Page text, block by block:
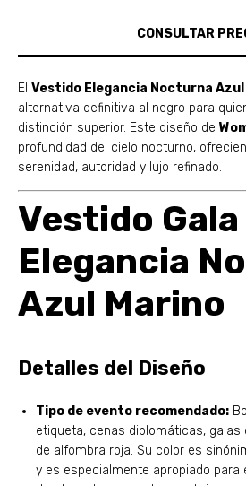
El Vestido Elegancia Nocturna Azul
alternativa definitiva al negro para
distinción superior. Este diseño de
profundidad del cielo nocturno,
serenidad, autoridad y lujo refinado.
Vestido Gala
Elegancia
Azul Marino
Detalles del Diseño
Tipo de evento recomendado:
etiqueta, cenas diplomáticas,
de alfombra roja. Su color es
y es especialmente apropiado para